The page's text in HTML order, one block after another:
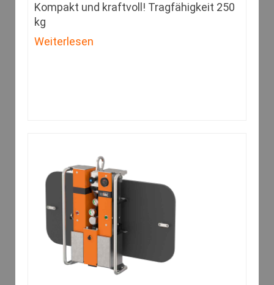
Kompakt und kraftvoll! Tragfähigkeit 250
kg
Weiterlesen